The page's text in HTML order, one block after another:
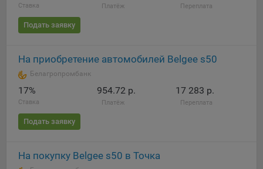
Сохранить мои изменения
Ставка Платёж Переплата
Подать заявку
На приобретение автомобилей Belgee s50
Белагропромбанк
17%
Ставка
954.72 р.
Платёж
17 283 р.
Переплата
Подать заявку
На покупку Belgee s50 в Точка